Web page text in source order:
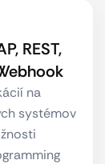
REST,
na
systémov